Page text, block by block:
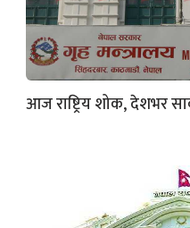
आज राष्ट्रिय शोक, देशभर